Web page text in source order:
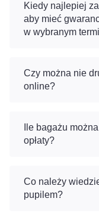
Kiedy najlepiej
aby mieć
w wybranym
Czy można nie
online?
Ile bagażu
opłaty?
Co należy
pupilem?